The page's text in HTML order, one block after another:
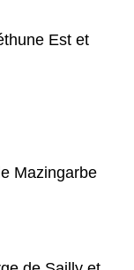
Est et
Mazingarbe